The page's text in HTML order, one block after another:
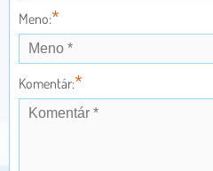
Meno:*
Komentár:*